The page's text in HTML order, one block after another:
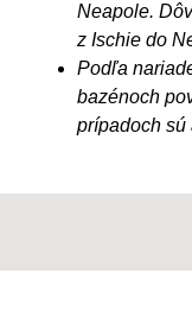
Neapole.
z Ischie do
Podľa
bazénoch
prípadoch sú